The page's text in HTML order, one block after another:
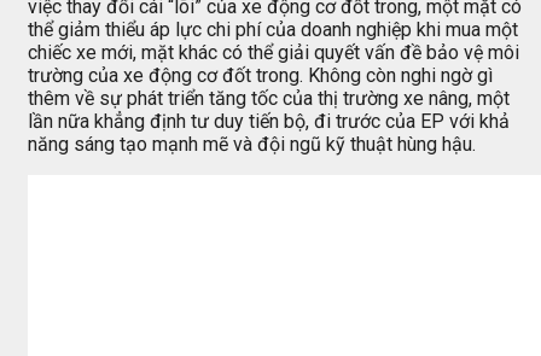
việc thay đổi cái “lõi” của xe động cơ đốt trong, một mặt có
thể giảm thiểu áp lực chi phí của doanh nghiệp khi mua một
chiếc xe mới, mặt khác có thể giải quyết vấn đề bảo vệ môi
trường của xe động cơ đốt trong. Không còn nghi ngờ gì
thêm về sự phát triển tăng tốc của thị trường xe nâng, một
lần nữa khẳng định tư duy tiến bộ, đi trước của EP với khả
năng sáng tạo mạnh mẽ và đội ngũ kỹ thuật hùng hậu.